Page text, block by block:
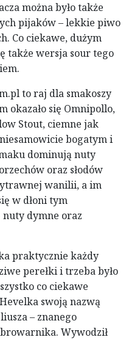
można było także
pijaków – lekkie piwo
Co ciekawe, dużym
także wersja sour tego
to raj dla smakoszy
okazało się Omnipollo,
Stout, ciemne jak
bogatym i
dominują nuty
oraz słodów
wanilii, a im
w dłoni tym
nuty dymne oraz
praktycznie każdy
perełki i trzeba było
co ciekawe
swoją nazwą
– znanego
Wywodził